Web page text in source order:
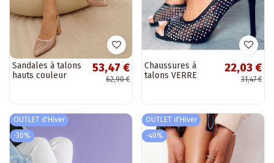
Sandales à talons
hauts couleur
turirshina
53,47 €
62,90 €
Chaussures à
talons VERRE
22,03 €
31,47 €
OUTLET d'Hiver
-30%
OUTLET d'Hiver
-40%